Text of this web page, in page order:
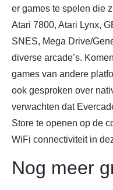
er games te spelen die
Atari 7800, Atari Lynx,
SNES, Mega Drive/
diverse arcade’s.
games van andere
ook gesproken over
verwachten dat
Store te openen op de
WiFi connectiviteit in
Nog meer